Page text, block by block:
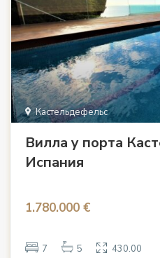
Кастельдефельс
Вилла у порта
Испания
1.780.000 €
7 5 430.00